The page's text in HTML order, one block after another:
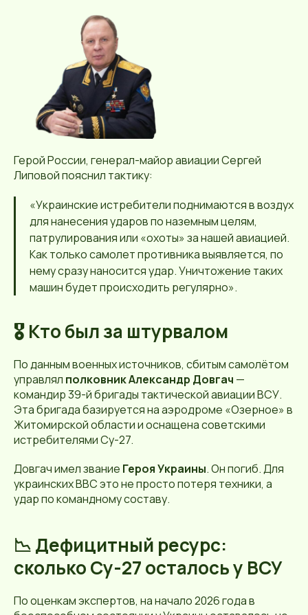
Герой России, генерал-майор авиации Сергей
Липовой пояснил тактику:
«Украинские истребители поднимаются в воздух
для нанесения ударов по наземным целям,
патрулирования или «охоты» за нашей авиацией.
Как только самолет противника выявляется, по
нему сразу наносится удар. Уничтожение таких
машин будет происходить регулярно».
🎖️ Кто был за штурвалом
По данным военных источников, сбитым самолётом
управлял полковник Александр Довгач —
командир 39-й бригады тактической авиации ВСУ.
Эта бригада базируется на аэродроме «Озерное» в
Житомирской области и оснащена советскими
истребителями Су-27.
Довгач имел звание Героя Украины. Он погиб. Для
украинских ВВС это не просто потеря техники, а
удар по командному составу.
📉 Дефицитный ресурс:
сколько Су-27 осталось у ВСУ
По оценкам экспертов, на начало 2026 года в